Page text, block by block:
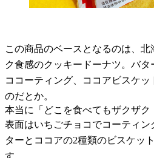
この商品のベースとなるのは、
ク食感のクッキードーナツ。バ
ココーティング、ココアビスケ
のだとか。
本当に「どこを食べてもザクザク
表面はいちごチョコでコーティ
ターとココアの2種類のビスケッ
す。